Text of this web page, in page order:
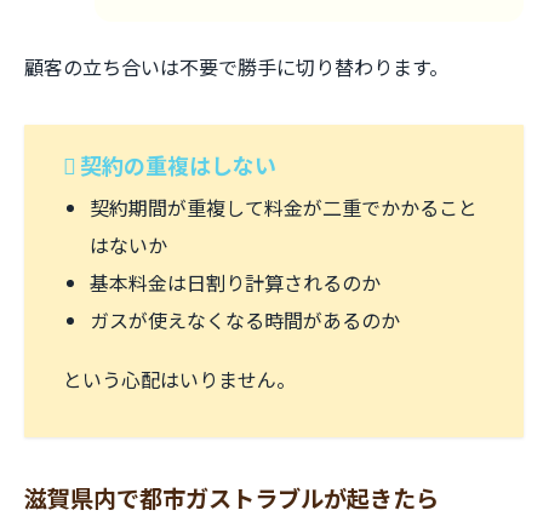
顧客の立ち合いは不要で勝手に切り替わります。
契約の重複はしない
契約期間が重複して料金が二重でかかること
はないか
基本料金は日割り計算されるのか
ガスが使えなくなる時間があるのか
という心配はいりません。
滋賀県内で都市ガストラブルが起きたら